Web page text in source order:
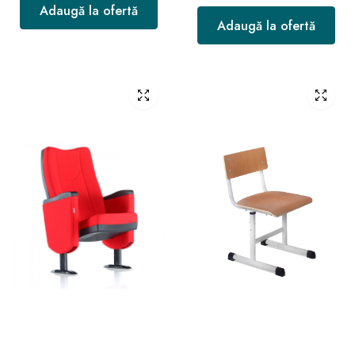
Adaugă la ofertă
Adaugă la ofertă